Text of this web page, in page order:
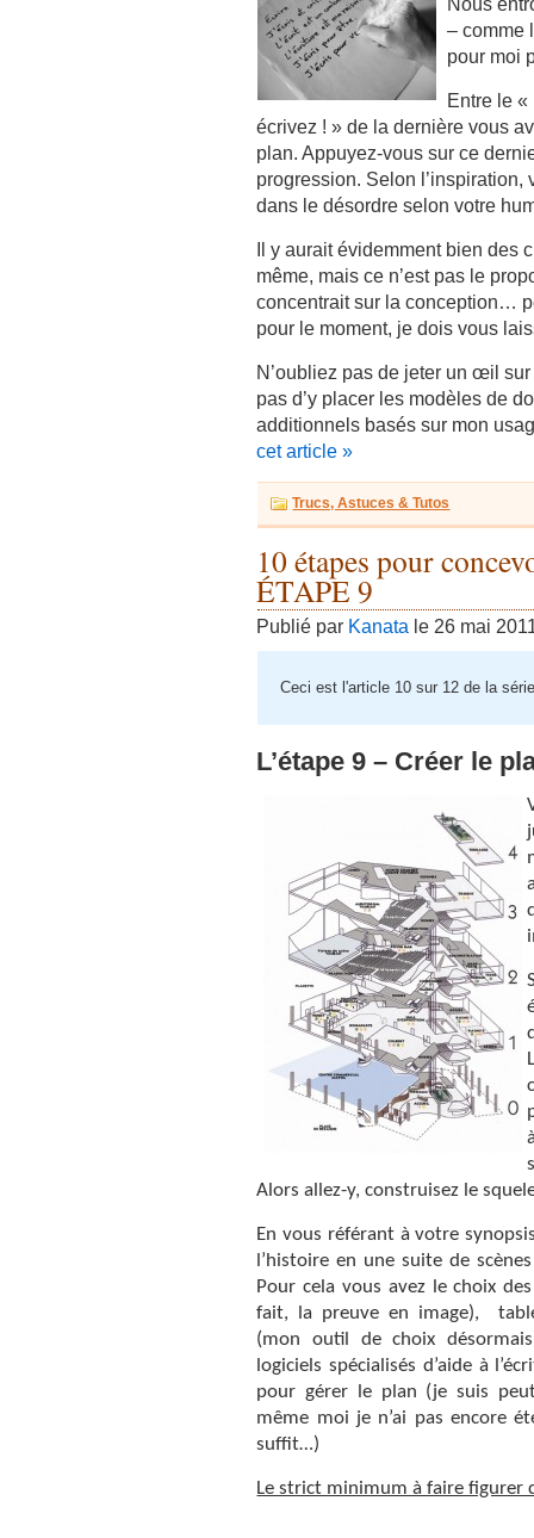
– comme
pour moi
Entre le «
écrivez ! » de la dernière vous
plan. Appuyez-vous sur ce
progression. Selon
dans le désordre selon votre
Il y aurait évidemment bien des
même, mais ce n’est pas le
concentrait sur la conception…
pour le moment, je dois vous
N’oubliez pas de jeter un œil
pas d’y placer les modèles de
additionnels basés sur mon
cet article »
Trucs, Astuces & Tutos
10 étapes pour
ÉTAPE 9
Publié par Kanata le 26 mai
Ceci est l'article 10 sur 12 de la
L’étape 9 – Créer le
Alors allez-y, construisez le
En vous référant à votre
l’histoire en une suite de
Pour cela vous avez le choix
fait, la preuve en image),
(mon outil de choix
logiciels spécialisés d’aide à
pour gérer le plan (je suis
même moi je n’ai pas encore
suffit…)
Le strict minimum à faire figurer